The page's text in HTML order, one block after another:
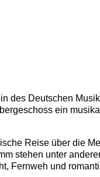
des Deutschen
ein
Reise über die
stehen unter
Fernweh und